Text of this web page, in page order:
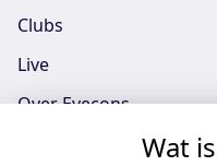
Clubs
Live
Over Eyecons
Eyecons App - iOSWat